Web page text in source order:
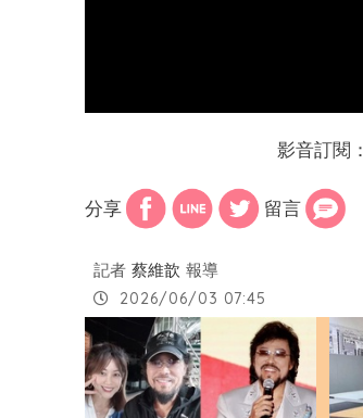
影音訂閱：
分享 留言
記者 蔡維歆 報導
2026/06/03 07:45